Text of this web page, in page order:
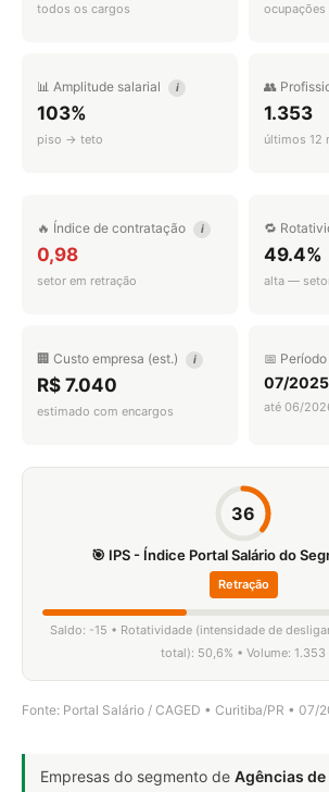
todos os cargos
📊 Amplitude salarial i
103%
piso → teto
👥
1.353
últimos 12
🔥 Índice de contratação i
0,98
setor em retração
🔁
49.4%
alta —
🏢 Custo empresa (est.) i
R$ 7.040
estimado com encargos
📅
07/2025
até 06/
36
🎯 IPS - Índice Portal Salário do
Retração
Saldo: -15 • Rotatividade (intensidade de
total): 50,6% • Volume: 1.353
Fonte: Portal Salário / CAGED • Curitiba/PR • 07/
Empresas do segmento de Agências